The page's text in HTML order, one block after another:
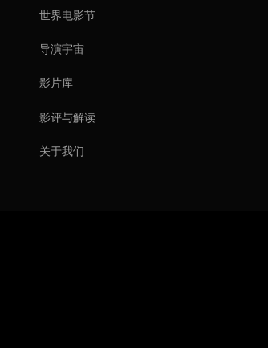
世界电影节
导演宇宙
影片库
影评与解读
关于我们